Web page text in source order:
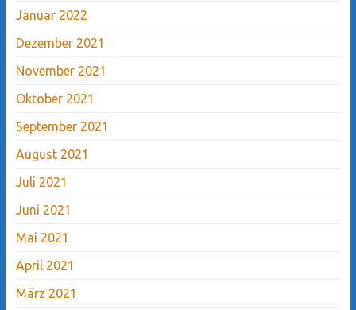
Januar 2022
Dezember 2021
November 2021
Oktober 2021
September 2021
August 2021
Juli 2021
Juni 2021
Mai 2021
April 2021
März 2021